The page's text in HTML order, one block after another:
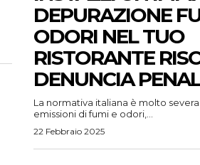
DEPURAZIONE
ODORI NEL TUO
RISTORANTE
DENUNCIA
La normativa italiana è molto
emissioni di fumi e odori,...
22 Febbraio 2025